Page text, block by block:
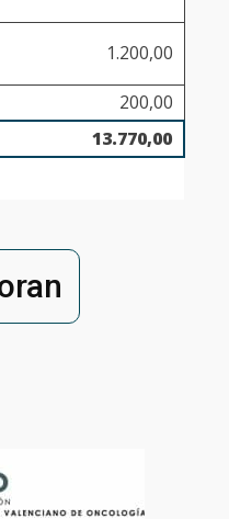
1.200,00
200,00
13.770,00